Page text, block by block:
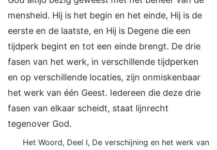
mensheid. Hij is het begin en het einde, Hij is de
eerste en de laatste, en Hij is Degene die een
tijdperk begint en tot een einde brengt. De drie
fasen van het werk, in verschillende tijdperken
en op verschillende locaties, zijn onmiskenbaar
het werk van één Geest. Iedereen die deze drie
fasen van elkaar scheidt, staat lijnrecht
tegenover God.
Het Woord, Deel I, De verschijning en het werk van